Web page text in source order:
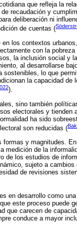
que refleja la
recaudación y
deliberación ni
de cuentas (
los contextos
con la
la inclusión social y
al desarrollarse
lo que
la capacidad de
).
sino también
electorales y tienden
ha sido
son reducidas (
y magnitudes.
medición de la
de los estudios de
sujeto a
de revisiones
en desarrollo como
este proceso puede
que carecen de
conduce a mayor